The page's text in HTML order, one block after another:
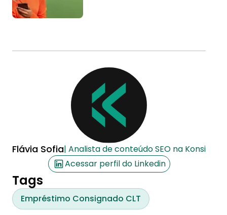
Flávia Sofia| Analista de conteúdo SEO na Konsi
Acessar perfil do Linkedin
Tags
Empréstimo Consignado CLT